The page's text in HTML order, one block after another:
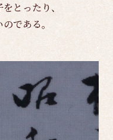
とったり、
である。